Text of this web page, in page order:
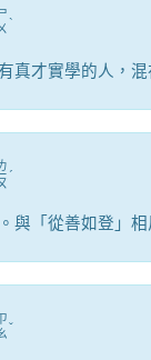
ˋ
真才實學的人，混
ˊ
與「從善如登」相
ˇ